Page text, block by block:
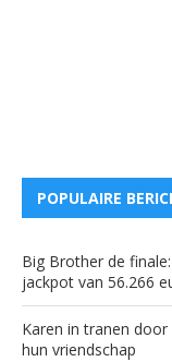
POPULAIRE
Big Brother de
jackpot van 56.266
Karen in tranen
hun vriendschap